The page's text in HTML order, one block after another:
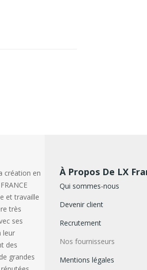
création en
et travaille
très
ses
leur
des
grandes
À Propos De LX
Qui sommes-nous
Devenir client
Recrutement
Nos fournisseurs
Mentions légales